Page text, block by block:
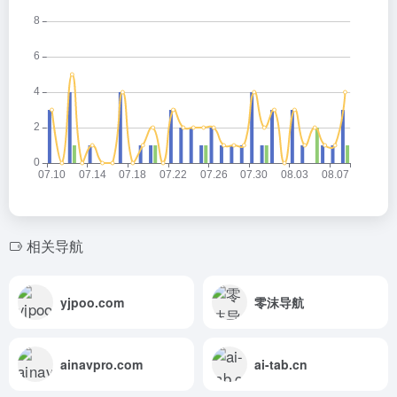
相关导航
yjpoo.com 零沫导航
ainavpro.com ai-tab.cn